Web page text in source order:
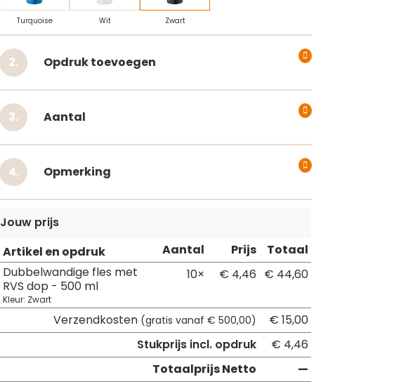
Turquoise Wit Zwart
Opdruk toevoegen
Aantal
Opmerking
Jouw prijs
Artikel en opdruk
Aantal Prijs
Totaal
Dubbelwandige fles met
RVS dop - 500 ml
Kleur: Zwart
10× € 4,46 € 44,60
Verzendkosten (gratis vanaf € 500,00)
€ 15,00
Stukprijs incl. opdruk
€ 4,46
Totaalprijs Netto
—